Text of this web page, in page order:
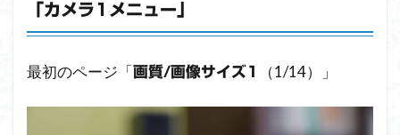
「カメラ1メニュー」
最初のページ「画質/画像サイズ1 （1/14）」